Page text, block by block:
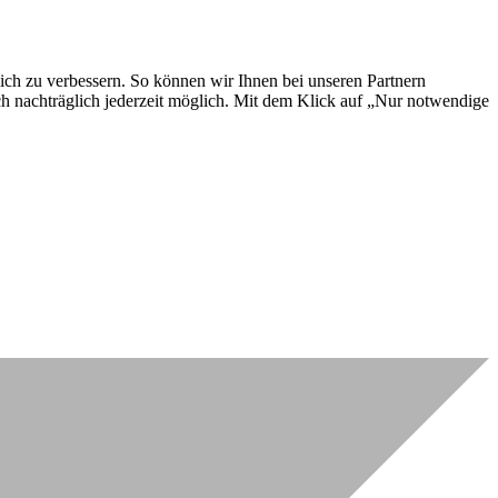
zu verbessern. So können wir Ihnen bei unseren Partnern
nachträglich jederzeit möglich. Mit dem Klick auf „Nur notwendige